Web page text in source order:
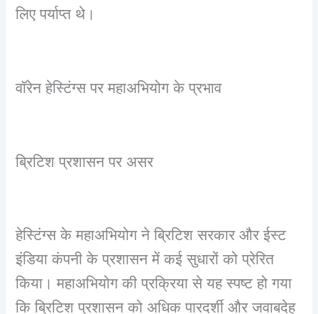
लिए पर्याप्त थे।
वॉरेन हेस्टिंग्स पर महाअभियोग के प्रभाव
ब्रिटिश प्रशासन पर असर
हेस्टिंग्स के महाअभियोग ने ब्रिटिश सरकार और ईस्ट
इंडिया कंपनी के प्रशासन में कई सुधारों को प्रेरित
किया। महाअभियोग की प्रक्रिया से यह स्पष्ट हो गया
कि ब्रिटिश प्रशासन को अधिक पारदर्शी और जवाबदेह